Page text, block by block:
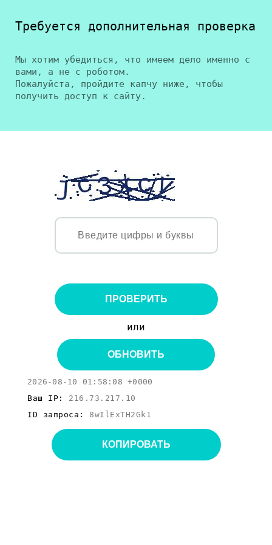
Требуется дополнительная проверка
Мы хотим убедиться, что имеем дело именно с
вами, а не с роботом.
Пожалуйста, пройдите капчу ниже, чтобы
получить доступ к сайту.
ПРОВЕРИТЬ
или
ОБНОВИТЬ
2026-08-10 01:58:08 +0000
Ваш IP: 216.73.217.10
ID запроса: 8wIlExTH2Gk1
КОПИРОВАТЬ